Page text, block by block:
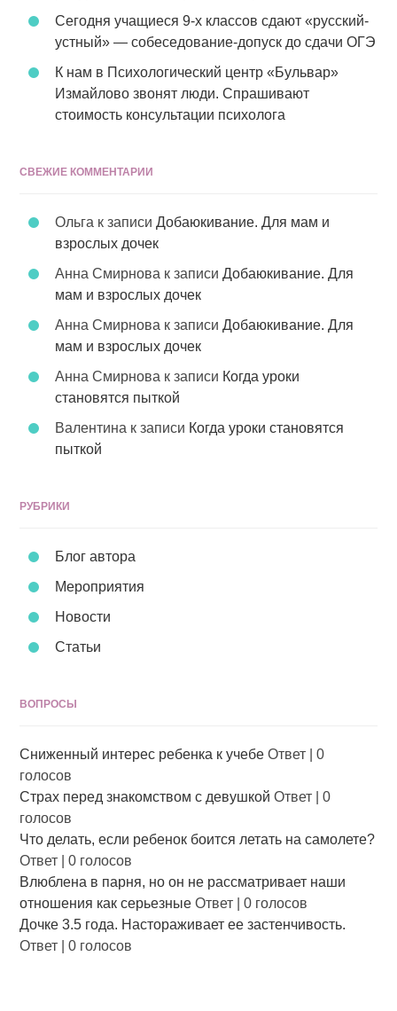
Сегодня учащиеся 9-х классов сдают «русский-
устный» — собеседование-допуск до сдачи ОГЭ
К нам в Психологический центр «Бульвар»
Измайлово звонят люди. Спрашивают
стоимость консультации психолога
СВЕЖИЕ КОММЕНТАРИИ
Ольга к записиДобаюкивание. Для мам и
взрослых дочек
Анна Смирнова к записиДобаюкивание. Для
мам и взрослых дочек
Анна Смирнова к записиДобаюкивание. Для
мам и взрослых дочек
Анна Смирнова к записи Когда уроки
становятся пыткой
Валентина к записи Когда уроки становятся
пыткой
РУБРИКИ
Блог автора
Мероприятия
Новости
Статьи
ВОПРОСЫ
Сниженный интерес ребенка к учебе Ответ |0
голосов
Страх перед знакомством с девушкой Ответ |0
голосов
Что делать, если ребенок боится летать на самолете?
Ответ |0 голосов
Влюблена в парня, но он не рассматривает наши
отношения как серьезные Ответ |0 голосов
Дочке 3.5 года. Настораживает ее застенчивость.
Ответ |0 голосов